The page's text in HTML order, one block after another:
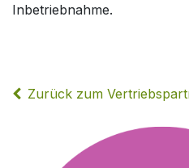
Inbetriebnahme.
Zurück zum